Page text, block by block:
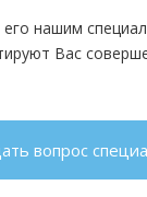
его нашим
Вас
вопрос